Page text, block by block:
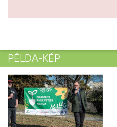
PÉLDA-KÉP